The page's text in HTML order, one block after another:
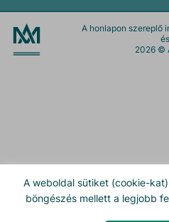
A weboldal sütiket (cookie-
böngészés mellett a legjobb
A honlapon szereplő
2026 ©